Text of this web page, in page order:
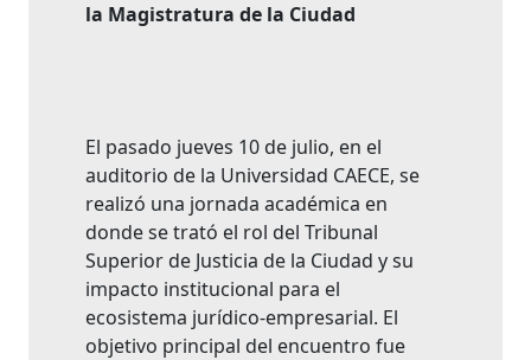
la Magistratura de la Ciudad
El pasado jueves 10 de julio, en el
auditorio de la Universidad CAECE, se
realizó una jornada académica en
donde se trató el rol del Tribunal
Superior de Justicia de la Ciudad y su
impacto institucional para el
ecosistema jurídico-empresarial. El
objetivo principal del encuentro fue